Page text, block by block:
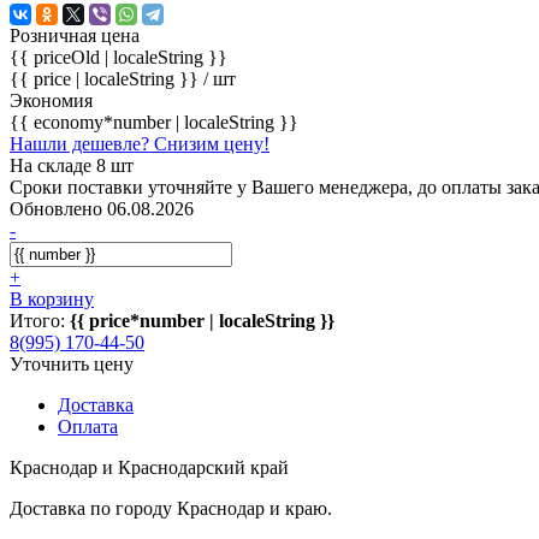
Розничная цена
{{ priceOld | localeString }}
{{ price | localeString }} / шт
Экономия
{{ economy*number | localeString }}
Нашли дешевле? Снизим цену!
На складе 8 шт
Сроки поставки уточняйте у Вашего менеджера, до оплаты
Обновлено 06.08.2026
-
+
В корзину
Итого: {{ price*number | localeString }}
8(995) 170-44-50
Уточнить цену
Доставка
Оплата
Краснодар и Краснодарский край
Доставка по городу Краснодар и краю.